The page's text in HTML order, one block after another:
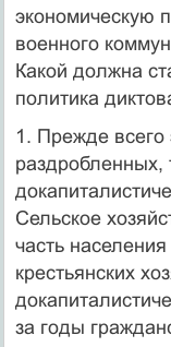
экономическую
военного
Какой должна
политика
1. Прежде всего
раздробленных,
Сельское
часть
крестьянских
за годы